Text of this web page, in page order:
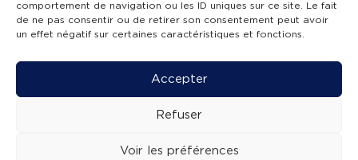
comportement de navigation ou les ID uniques sur ce site. Le fait
de ne pas consentir ou de retirer son consentement peut avoir
un effet négatif sur certaines caractéristiques et fonctions.
Accepter
Refuser
Voir les préférences
SUIVEZ-NOUS !
Mentions légales -Accessibilité